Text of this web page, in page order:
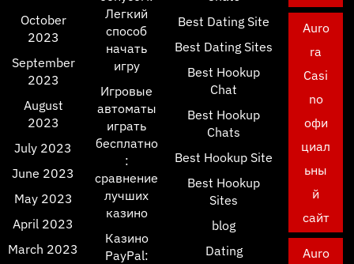
October
2023
September
2023
August
2023
July 2023
June 2023
May 2023
April 2023
March 2023
Легкий
способ
начать
игру
Игровые
автоматы
играть
бесплатно
:
сравнение
лучших
казино
Казино
PayPal:
Best Dating Site
Best Dating Sites
Best Hookup
Chat
Best Hookup
Chats
Best Hookup Site
Best Hookup
Sites
blog
Dating
Auro
ra
Casi
no
офи
циал
ьны
й
сайт
Auro